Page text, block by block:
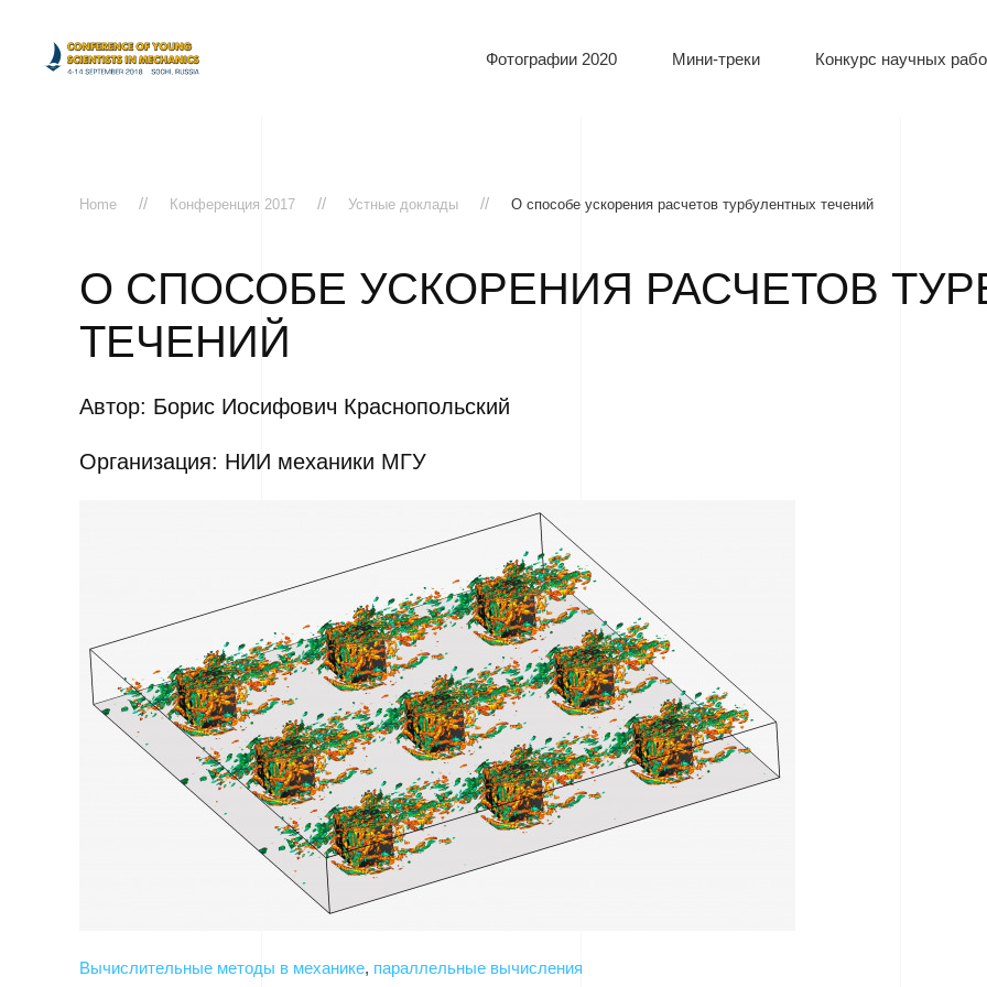
Фотографии 2020 Мини-треки Конкурс научных
Home Конференция 2017 Устные доклады О способе ускорения расчетов турбулентных течений
О СПОСОБЕ УСКОРЕНИЯ РАСЧЕТОВ
ТЕЧЕНИЙ
Автор: Борис Иосифович Краснопольский
Организация: НИИ механики МГУ
Вычислительные методы в механике, параллельные вычисления